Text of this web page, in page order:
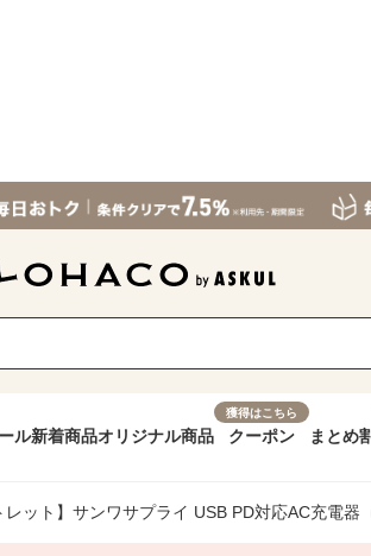
ル新着商品オリジナル商品
獲得はこちら
クーポン まとめ
レット】サンワサプライ USB PD対応AC充電